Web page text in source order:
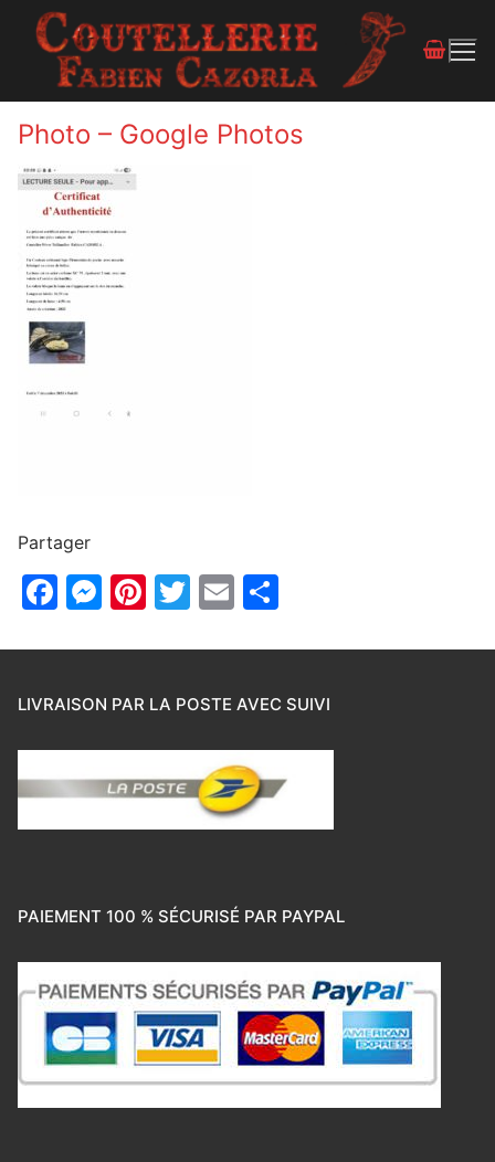
Photo – Google Photos
Partager
Facebook
Messenger
Pinterest
Twitter
Email
LIVRAISON PAR LA POSTE AVEC SUIVI
PAIEMENT 100 % SÉCURISÉ PAR PAYPAL